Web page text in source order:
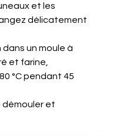
et les
délicatement
un moule à
et farine,
°C pendant 45
démouler et